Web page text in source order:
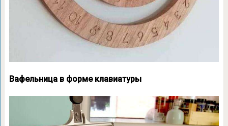
Вафельница в форме клавиатуры